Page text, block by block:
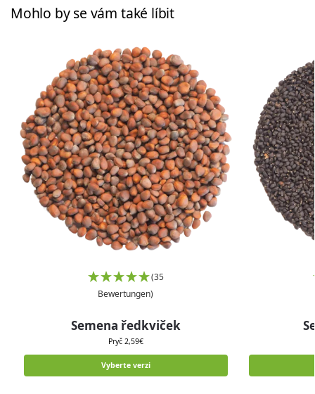
Mohlo by se vám také líbit
(35
Bewertungen)
Semena ředkviček
Pryč 2,59€
Vyberte verzi